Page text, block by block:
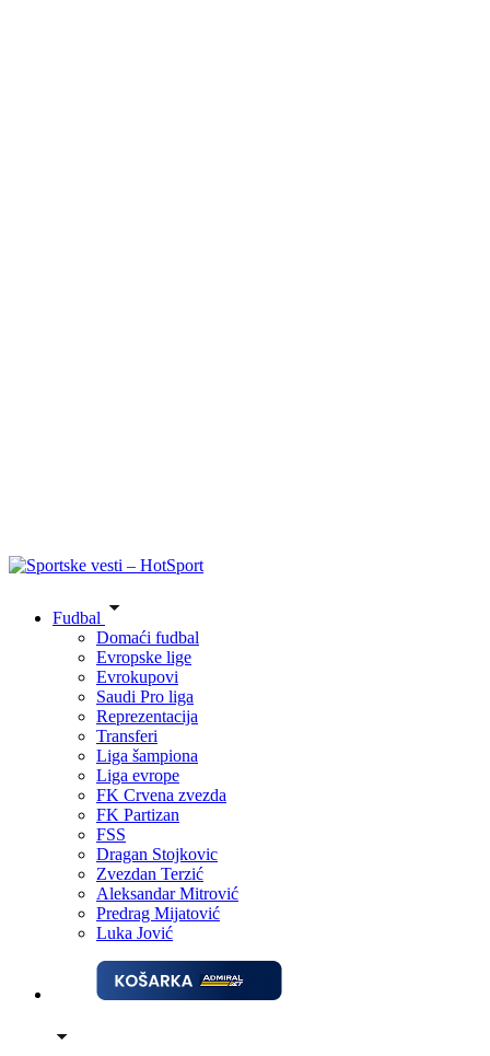
Fudbal
Domaći fudbal
Evropske lige
Evrokupovi
Saudi Pro liga
Reprezentacija
Transferi
Liga šampiona
Liga evrope
FK Crvena zvezda
FK Partizan
FSS
Dragan Stojkovic
Zvezdan Terzić
Aleksandar Mitrović
Predrag Mijatović
Luka Jović